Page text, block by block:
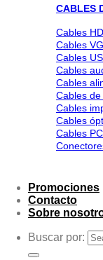
CABLES
Cables
Cables
Cables
Cables
Cables
Cables de
Cables
Cables
Cables PC
Promociones
Contacto
Sobre
Buscar por: